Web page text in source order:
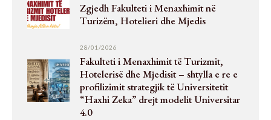
Zgjedh Fakulteti i Menaxhimit në
Turizëm, Hotelieri dhe Mjedis
28/01/2026
Fakulteti i Menaxhimit të Turizmit,
Hotelerisë dhe Mjedisit – shtylla e re e
profilizimit strategjik të Universitetit
“Haxhi Zeka” drejt modelit Universitar
4.0